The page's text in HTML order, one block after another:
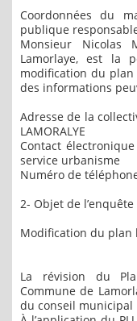
Coordonnées du
publique
Monsieur Nicolas
Lamorlaye, est la
modification du plan
des informations
Adresse de la
LAMORALYE
Contact
service urbanisme
Numéro de
2- Objet de
Modification du plan
La révision du
Commune de
du conseil municipal